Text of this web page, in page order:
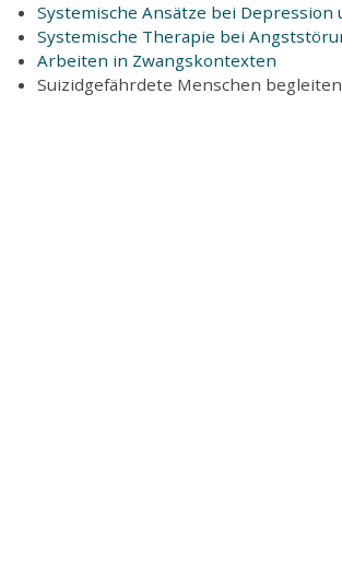
Systemische Ansätze bei Depression
Systemische Therapie bei
Arbeiten in Zwangskontexten
Suizidgefährdete Menschen begleiten